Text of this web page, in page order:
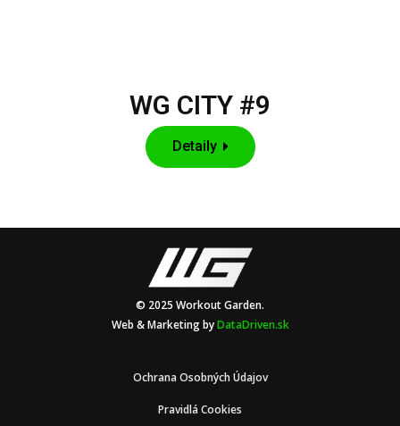
WG CITY #9
Detaily
© 2025 Workout Garden.
Web & Marketing byDataDriven.sk
Ochrana Osobných Údajov
Pravidlá Cookies